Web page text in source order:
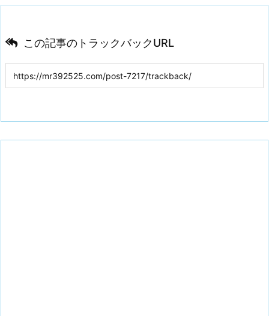
この記事のトラックバックURL